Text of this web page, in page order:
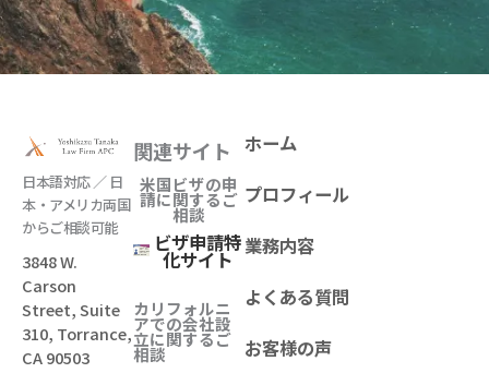
日本語対応 ／ 日
本・アメリカ両国
からご相談可能
3848 W.
Carson
Street, Suite
310, Torrance,
CA 90503
関連サイト
米国ビザの申
請に関するご
相談
ビザ申請特
化サイト
カリフォルニ
アでの会社設
立に関するご
相談
ホーム
プロフィール
業務内容
よくある質問
お客様の声